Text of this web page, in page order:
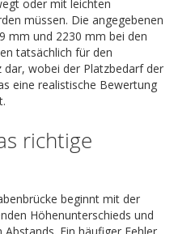
oder mit leichten
müssen. Die angegebenen
mm und 2230 mm bei den
tatsächlich für den
wobei der Platzbedarf der
eine realistische Bewertung
richtige
beginnt mit der
Höhenunterschieds und